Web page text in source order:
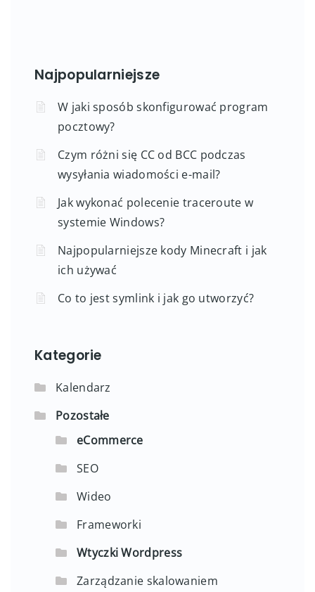
Najpopularniejsze
W jaki sposób skonfigurować program
pocztowy?
Czym różni się CC od BCC podczas
wysyłania wiadomości e-mail?
Jak wykonać polecenie traceroute w
systemie Windows?
Najpopularniejsze kody Minecraft i jak
ich używać
Co to jest symlink i jak go utworzyć?
Kategorie
Kalendarz
Pozostałe
eCommerce
SEO
Wideo
Frameworki
Wtyczki Wordpress
Zarządzanie skalowaniem